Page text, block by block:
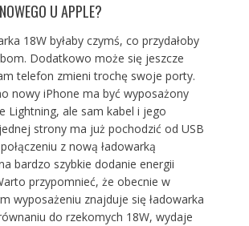
U APPLE?
18W byłaby czymś, co przydałoby
Dodatkowo może się jeszcze
telefon zmieni trochę swoje porty.
nowy iPhone ma być wyposażony
Lightning, ale sam kabel i jego
strony ma już pochodzić od USB
z nową ładowarką
bardzo szybkie dodanie energii
przypomnieć, że obecnie w
wyposażeniu znajduje się ładowarka
do rzekomych 18W, wydaje